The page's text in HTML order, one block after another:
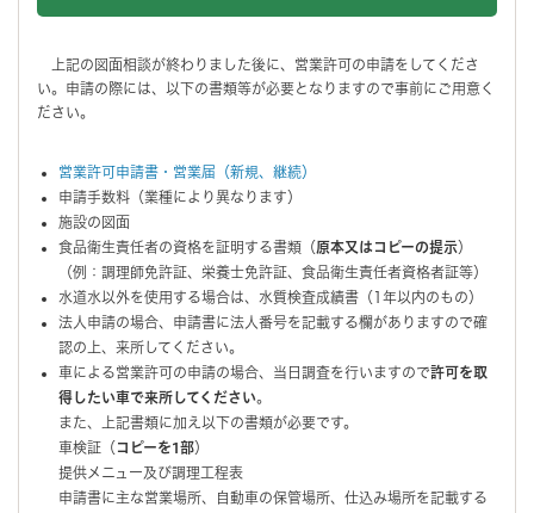
上記の図面相談が終わりました後に、営業許可の申請をしてくださ
い。申請の際には、以下の書類等が必要となりますので事前にご用意く
ださい。
営業許可申請書・営業届（新規、継続）
申請手数料（業種により異なります）
施設の図面
食品衛生責任者の資格を証明する書類（原本又はコピーの提示）
（例：調理師免許証、栄養士免許証、食品衛生責任者資格者証等）
水道水以外を使用する場合は、水質検査成績書（1年以内のもの）
法人申請の場合、申請書に法人番号を記載する欄がありますので確
認の上、来所してください。
車による営業許可の申請の場合、当日調査を行いますので許可を取
得したい車で来所してください。
また、上記書類に加え以下の書類が必要です。
車検証（ コピーを1部）
提供メニュー及び調理工程表
申請書に主な営業場所、自動車の保管場所、仕込み場所を記載する